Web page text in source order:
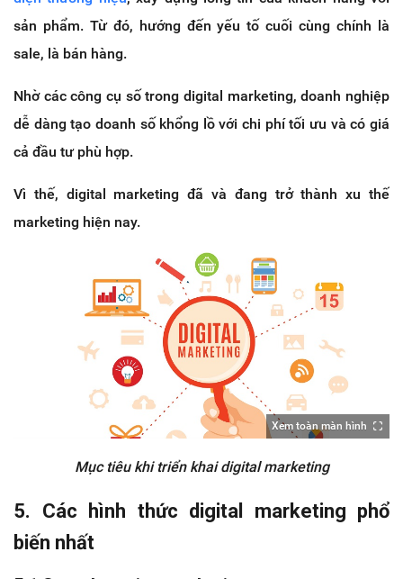
sản phẩm. Từ đó, hướng đến yếu tố cuối cùng chính là
sale, là bán hàng.
Nhờ các công cụ số trong digital marketing, doanh nghiệp
dễ dàng tạo doanh số khổng lồ với chi phí tối ưu và có giá
cả đầu tư phù hợp.
Vì thế, digital marketing đã và đang trở thành xu thế
marketing hiện nay.
Xem toàn màn hình
Mục tiêu khi triển khai digital marketing
5. Các hình thức digital marketing phổ
biến nhất